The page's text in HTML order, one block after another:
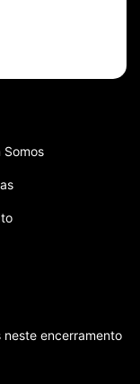
Somos
neste encerramento